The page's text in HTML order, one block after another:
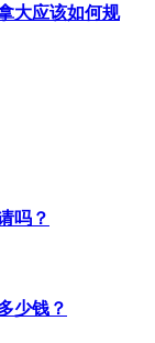
大应该如何规
吗？
少钱？